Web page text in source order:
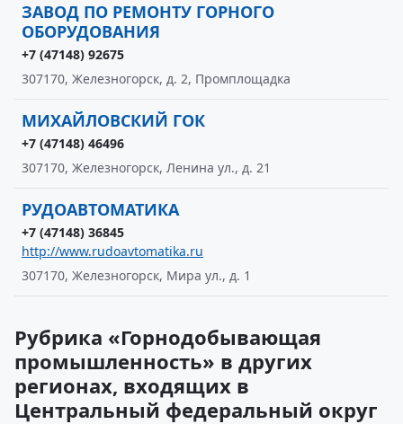
ЗАВОД ПО РЕМОНТУ ГОРНОГО
ОБОРУДОВАНИЯ
+7 (47148) 92675
307170, Железногорск, д. 2, Промплощадка
МИХАЙЛОВСКИЙ ГОК
+7 (47148) 46496
307170, Железногорск, Ленина ул., д. 21
РУДОАВТОМАТИКА
+7 (47148) 36845
http://www.rudoavtomatika.ru
307170, Железногорск, Мира ул., д. 1
Рубрика «Горнодобывающая
промышленность» в других
регионах, входящих в
Центральный федеральный округ